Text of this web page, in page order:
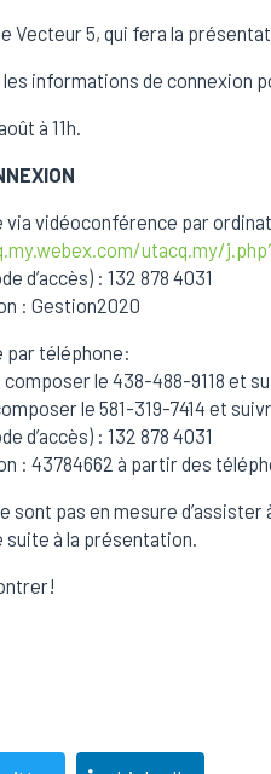
Vecteur 5, qui fera la
informations de connexion
à 11h.
vidéoconférence par
utacq.my/
d’accès) : 132 878 4031
: Gestion2020
par téléphone:
composer le 438-488-9118 et
le 581-319-7414 et
d’accès) : 132 878 4031
: 43784662 à partir des
sont pas en mesure
suite à la présentation.